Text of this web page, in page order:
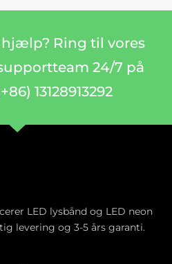
Ring til vores
24/7 på
13128913292
LED lysbånd og LED neon
levering og 3-5 års garanti.